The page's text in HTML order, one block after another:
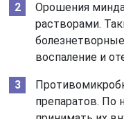
Орошения
растворами.
воспаление и
препаратов. По